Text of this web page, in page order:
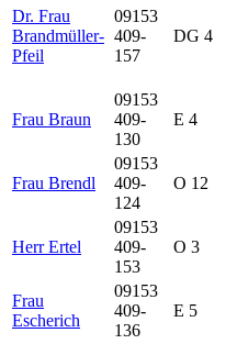
Dr. Frau
Brandmüller-
Pfeil
09153
409-
157
DG 4
Frau Braun
09153
409-
130
E 4
Frau Brendl
09153
409-
124
O 12
Herr Ertel
09153
409-
153
O 3
Frau
Escherich
09153
409-
136
E 5